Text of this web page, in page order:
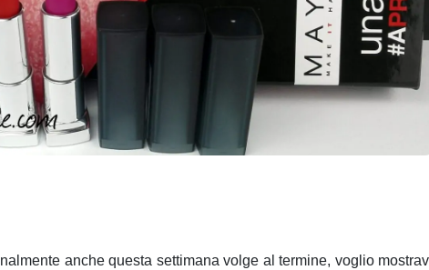
anche questa settimana volge al termine, voglio